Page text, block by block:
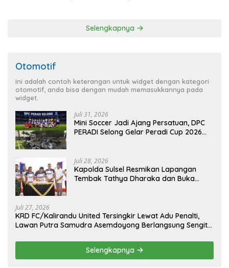
Selengkapnya
Otomotif
Ini adalah contoh keterangan untuk widget dengan kategori
otomotif, anda bisa dengan mudah memasukkannya pada
widget.
Juli 31, 2026
Mini Soccer Jadi Ajang Persatuan, DPC
PERADI Selong Gelar Peradi Cup 2026
Juli 28, 2026
Kapolda Sulsel Resmikan Lapangan
Tembak Tathya Dharaka dan Buka
Juli 27, 2026
KRD FC/Kalirandu United Tersingkir Lewat Adu Penalti,
Lawan Putra Samudra Asemdoyong Berlangsung Sengit
Selengkapnya